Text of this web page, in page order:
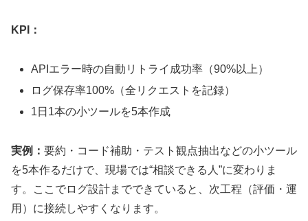
KPI：
APIエラー時の自動リトライ成功率（90%以上）
ログ保存率100%（全リクエストを記録）
1日1本の小ツールを5本作成
実例： 要約・コード補助・テスト観点抽出などの小ツール
を5本作るだけで、現場では“相談できる人”に変わりま
す。ここでログ設計までできていると、次工程（評価・運
用）に接続しやすくなります。